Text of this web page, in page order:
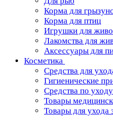
Корма для
Корма для птиц
Игрушки для
Лакомства для
Аксессуары для
Косметика
Средства для
Гигиенические
Средства по
Товары
Товары для ухода